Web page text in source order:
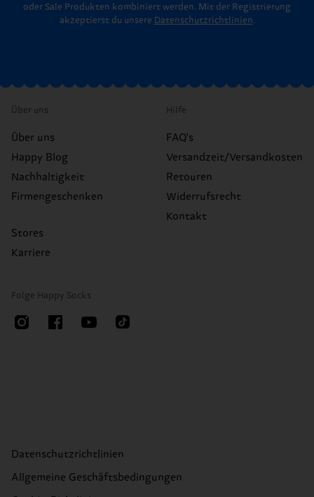
oder Sale Produkten kombiniert werden. Mit der Registrierung
akzeptierst du unsere Datenschutzrichtlinien.
Über uns
Über uns
Happy Blog
Nachhaltigkeit
Firmengeschenken
Stores
Karriere
Hilfe
FAQ's
Versandzeit/Versandkosten
Retouren
Widerrufsrecht
Kontakt
Folge Happy Socks
Datenschutzrichtlinien
Allgemeine Geschäftsbedingungen